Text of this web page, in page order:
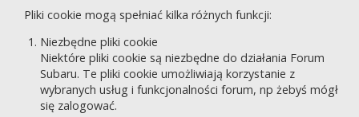
Pliki cookie mogą spełniać kilka różnych funkcji:
Niezbędne pliki cookie
Niektóre pliki cookie są niezbędne do działania Forum
Subaru. Te pliki cookie umożliwiają korzystanie z
wybranych usług i funkcjonalności forum, np żebyś mógł
się zalogować.